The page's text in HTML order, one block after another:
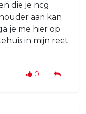
die je nog
aan kan
je me hier op
in mijn reet
0